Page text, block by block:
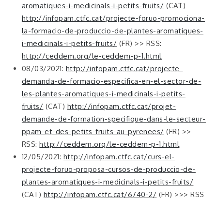
aromatiques-i-medicinals-i-petits-fruits/ (CAT)
http://infopam.ctfc.cat/projecte-foruo-promociona-
la-formacio-de-produccio-de-plantes-aromatiques-
i-medicinals-i-petits-fruits/ (FR) >> RSS:
http://ceddem.org/le-ceddem-p-1.html
08/03/2021: http://infopam.ctfc.cat/projecte-
demanda-de-formacio-especifica-en-el-sector-de-
les-plantes-aromatiques-i-medicinals-i-petits-
fruits/ (CAT) http://infopam.ctfc.cat/projet-
demande-de-formation-specifique-dans-le-secteur-
ppam-et-des-petits-fruits-au-pyrenees/ (FR) >>
RSS:http://ceddem.org/le-ceddem-p-1.html
12/05/2021: http://infopam.ctfc.cat/curs-el-
projecte-foruo-proposa-cursos-de-produccio-de-
plantes-aromatiques-i-medicinals-i-petits-fruits/
(CAT) http://infopam.ctfc.cat/6740-2/ (FR) >>> RSS